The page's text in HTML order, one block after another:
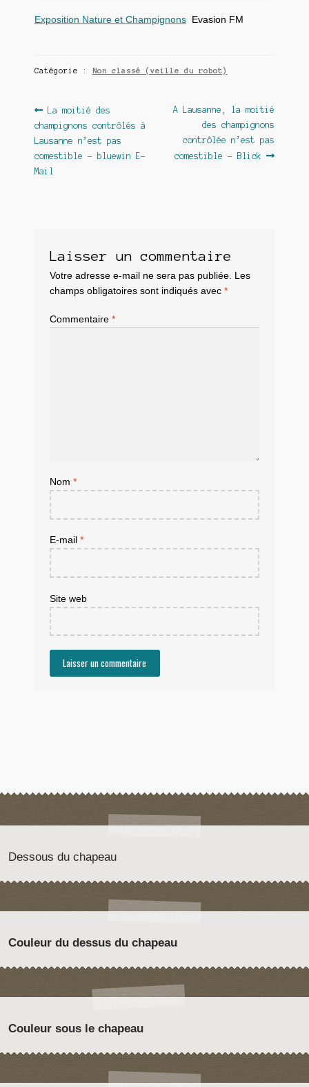
Exposition Nature et ChampignonsEvasion FM
Catégorie : Non classé (veille du robot)
Navigation
de
l’article
Article
précédent :
La moitié des
champignons contrôlés à
Lausanne n’est pas
comestible – bluewin E-
Mail
Article
suivant :
A Lausanne, la moitié
des champignons
contrôlée n’est pas
comestible – Blick
Laisser un commentaire
Votre adresse e-mail ne sera pas publiée. Les
champs obligatoires sont indiqués avec *
Commentaire *
Nom *
E-mail *
Site web
Dessous du chapeau
Couleur du dessus du chapeau
Couleur sous le chapeau